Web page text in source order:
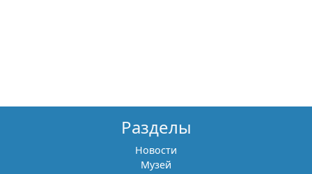
Разделы
Новости
Музей